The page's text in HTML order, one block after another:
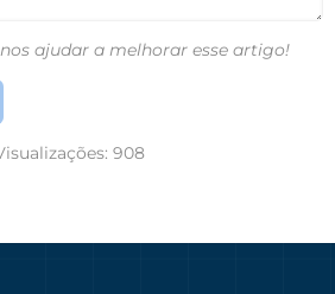
ajudar a melhorar esse artigo!
908